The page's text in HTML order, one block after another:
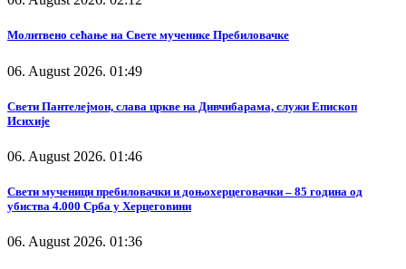
Молитвено сећање на Свете мученике Пребиловачке
06. August 2026. 01:49
Свети Пантелејмон, слава цркве на Дивчибарама, служи Епископ
Исихије
06. August 2026. 01:46
Свети мученици пребиловачки и доњохерцеговачки – 85 година од
убиства 4.000 Срба у Херцеговини
06. August 2026. 01:36